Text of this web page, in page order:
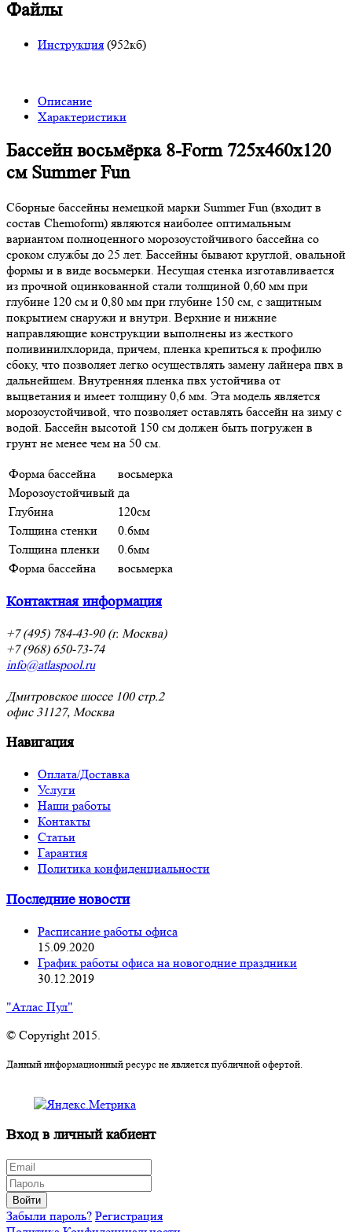
Файлы
Инструкция (952кб)
Описание
Характеристики
Бассейн восьмёрка 8-Form 725х460х120
см Summer Fun
Сборные бассейны немецкой марки Summer Fun (входит в
состав Chemoform) являются наиболее оптимальным
вариантом полноценного морозоустойчивого бассейна со
сроком службы до 25 лет. Бассейны бывают круглой, овальной
формы и в виде восьмерки. Несущая стенка изготавливается
из прочной оцинкованной стали толщиной 0,60 мм при
глубине 120 см и 0,80 мм при глубине 150 см, с защитным
покрытием снаружи и внутри. Верхние и нижние
направляющие конструкции выполнены из жесткого
поливинилхлорида, причем, пленка крепиться к профилю
сбоку, что позволяет легко осуществлять замену лайнера пвх в
дальнейшем. Внутренняя пленка пвх устойчива от
выцветания и имеет толщину 0,6 мм. Эта модель является
морозоустойчивой, что позволяет оставлять бассейн на зиму с
водой. Бассейн высотой 150 см должен быть погружен в
грунт не менее чем на 50 см.
Форма бассейна
восьмерка
Морозоустойчивый да
Глубина
120см
Толщина стенки
0.6мм
Толщина пленки
0.6мм
Форма бассейна
восьмерка
Контактная информация
+7 (495) 784-43-90 (г. Москва)
+7 (968) 650-73-74
info@atlaspool.ru
Дмитровское шоссе 100 стр.2
офис 31127, Москва
Навигация
Оплата/Доставка
Услуги
Наши работы
Контакты
Статьи
Гарантия
Политика конфиденциальности
Последние новости
Расписание работы офиса
15.09.2020
График работы офиса на новогодние праздники
30.12.2019
"Атлас Пул"
© Copyright 2015.
Данный информационный ресурс не является публичной офертой.
Вход в личный кабиент
Войти
Забыли пароль? Регистрация